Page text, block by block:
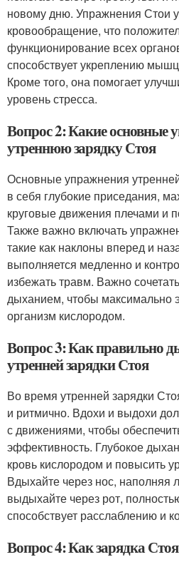
новому дню. Упражнения Стои
кровообращение, что
функционирование всех
способствует укреплению
Кроме того, она помогает
уровень стресса.
Вопрос 2: Какие основные
утреннюю зарядку Стоя
Основные упражнения
в себя глубокие приседания,
круговые движения плечами и
Также важно включать
такие как наклоны вперед и
выполняется медленно и
избежать травм. Важно
дыханием, чтобы максимально
организм кислородом.
Вопрос 3: Как правильно
утренней зарядки Стоя
Во время утренней зарядки
и ритмично. Вдохи и выдохи
с движениями, чтобы
эффективность. Глубокое
кровь кислородом и повысить
Вдыхайте через нос, наполняя
выдыхайте через рот,
способствует расслаблению и
Вопрос 4: Как зарядка